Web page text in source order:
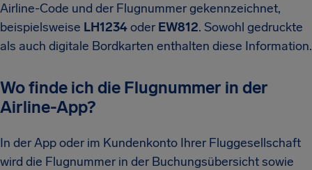
Airline-Code und der Flugnummer gekennzeichnet,
beispielsweise LH1234oder EW812. Sowohl gedruckte
als auch digitale Bordkarten enthalten diese Information.
Wo finde ich die Flugnummer in der
Airline-App?
In der App oder im Kundenkonto Ihrer Fluggesellschaft
wird die Flugnummer in der Buchungsübersicht sowie